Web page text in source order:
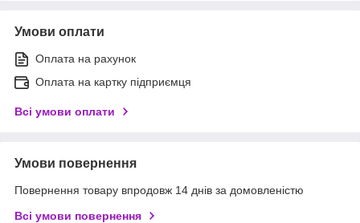
Умови оплати
Оплата на рахунок
Оплата на картку підприємця
Всі умови оплати
Умови повернення
Повернення товару впродовж 14 днів за домовленістю
Всі умови повернення